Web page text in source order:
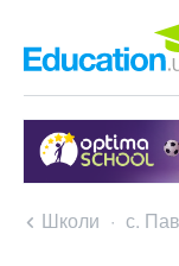
Школи с.